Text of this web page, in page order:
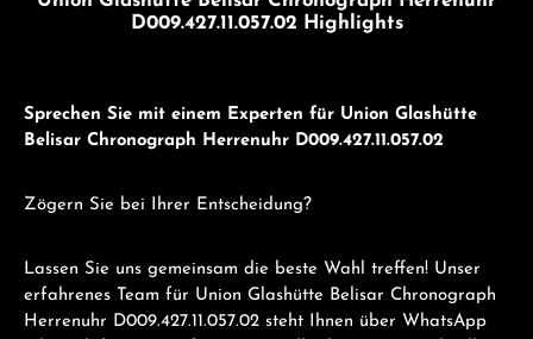
D009.427.11.057.02 Highlights
Sprechen Sie mit einem Experten für Union Glashütte
Belisar Chronograph Herrenuhr D009.427.11.057.02
Zögern Sie bei Ihrer Entscheidung?
Lassen Sie uns gemeinsam die beste Wahl treffen! Unser
erfahrenes Team für Union Glashütte Belisar Chronograph
Herrenuhr D009.427.11.057.02 steht Ihnen über WhatsApp